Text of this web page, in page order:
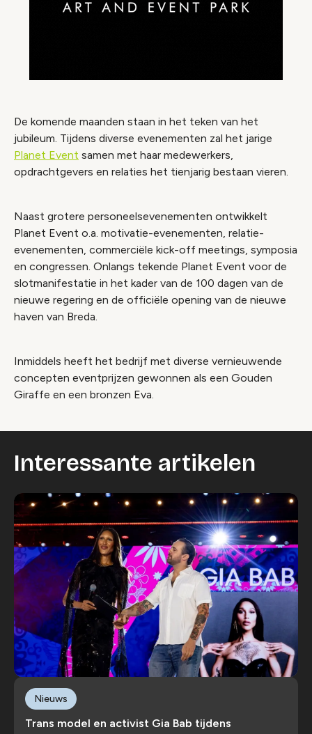
De komende maanden staan in het teken van het
jubileum. Tijdens diverse evenementen zal het jarige
Planet Event samen met haar medewerkers,
opdrachtgevers en relaties het tienjarig bestaan vieren.
Naast grotere personeelsevenementen ontwikkelt
Planet Event o.a. motivatie-evenementen, relatie-
evenementen, commerciële kick-off meetings, symposia
en congressen. Onlangs tekende Planet Event voor de
slotmanifestatie in het kader van de 100 dagen van de
nieuwe regering en de officiële opening van de nieuwe
haven van Breda.
Inmiddels heeft het bedrijf met diverse vernieuwende
concepten eventprijzen gewonnen als een Gouden
Giraffe en een bronzen Eva.
Interessante artikelen
Trans model en activist Gia Bab tijdens
Nieuws